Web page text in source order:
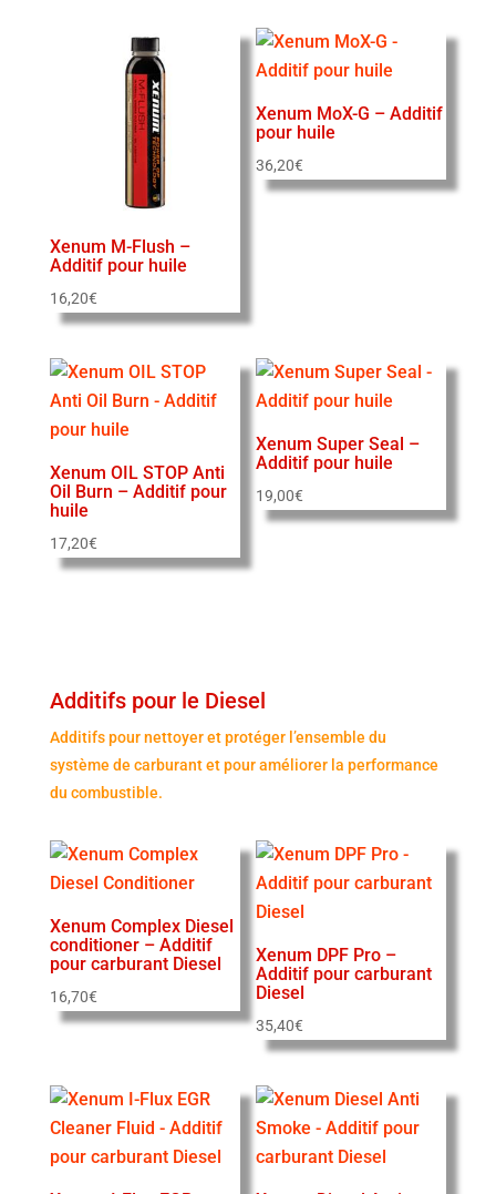
Xenum M-Flush –
Additif pour huile
16,20€
Xenum MoX-G – Additif
pour huile
36,20€
Xenum OIL STOP Anti
Oil Burn – Additif pour
huile
17,20€
Xenum Super Seal –
Additif pour huile
19,00€
Additifs pour le Diesel
Additifs pour nettoyer et protéger l’ensemble du
système de carburant et pour améliorer la performance
du combustible.
Xenum Complex Diesel
conditioner – Additif
pour carburant Diesel
16,70€
Xenum DPF Pro –
Additif pour carburant
Diesel
35,40€